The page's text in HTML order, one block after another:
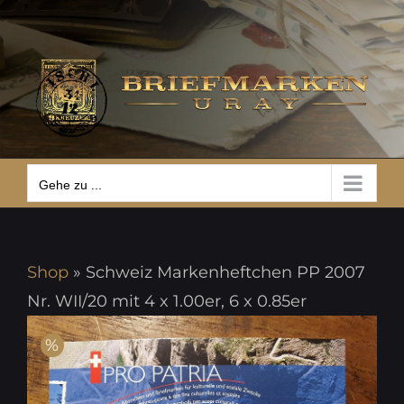
Zum
Inhalt
springen
Gehe zu ...
Gehe zu ...
Shop » Schweiz Markenheftchen PP 2007
Nr. WII/20 mit 4 x 1.00er, 6 x 0.85er
%